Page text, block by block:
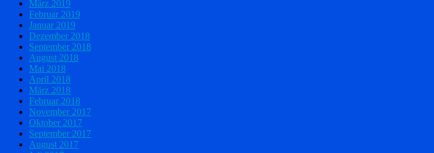
März 2019
Februar 2019
Januar 2019
Dezember 2018
September 2018
August 2018
Mai 2018
April 2018
März 2018
Februar 2018
November 2017
Oktober 2017
September 2017
August 2017